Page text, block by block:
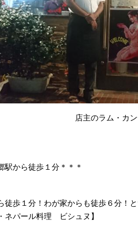
店主のラム・カ
駅から徒歩１分＊＊＊
徒歩１分！わが家からも徒歩６分！
ネパール料理 ビシュヌ】